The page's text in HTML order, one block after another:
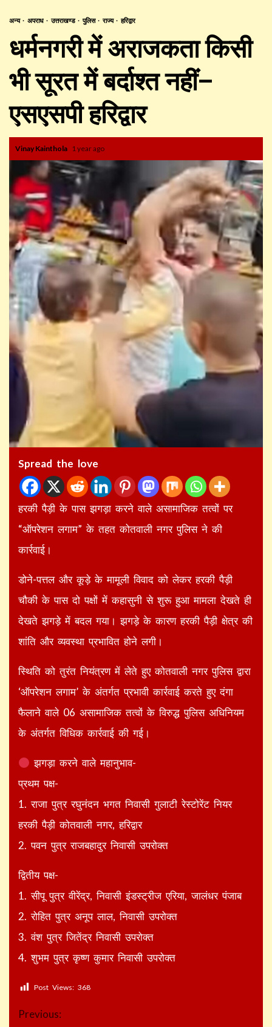
अन्य अपराध उत्तराखण्ड पुलिस राज्य हरिद्वार
धर्मनगरी में अराजकता किसी
भी सूरत में बर्दाश्त नहीं–
एसएसपी हरिद्वार
Vinay Kainthola 1 year ago
Spread the love
हरकी पैड़ी के पास झगड़ा करने वाले असामाजिक तत्वों पर
“ऑपरेशन लगाम” के तहत कोतवाली नगर पुलिस ने की
कार्रवाई।
डोने-पत्तल और कूड़े के मामूली विवाद को लेकर हरकी पैड़ी
चौकी के पास दो पक्षों में कहासुनी से शुरू हुआ मामला देखते ही
देखते झगड़े में बदल गया। झगड़े के कारण हरकी पैड़ी क्षेत्र की
शांति और व्यवस्था प्रभावित होने लगी।
स्थिति को तुरंत नियंत्रण में लेते हुए कोतवाली नगर पुलिस द्वारा
‘ऑपरेशन लगाम’ के अंतर्गत प्रभावी कार्रवाई करते हुए दंगा
फैलाने वाले 06 असामाजिक तत्वों के विरुद्ध पुलिस अधिनियम
के अंतर्गत विधिक कार्रवाई की गई।
झगड़ा करने वाले महानुभाव-
प्रथम पक्ष-
1. राजा पुत्र रघुनंदन भगत निवासी गुलाटी रेस्टोरेंट नियर
हरकी पैड़ी कोतवाली नगर, हरिद्वार
2. पवन पुत्र राजबहादुर निवासी उपरोक्त
द्वितीय पक्ष-
1. सीपू पुत्र वीरेंद्र, निवासी इंडस्ट्रीज एरिया, जालंधर पंजाब
2. रोहित पुत्र अनूप लाल, निवासी उपरोक्त
3. वंश पुत्र जितेंद्र निवासी उपरोक्त
4. शुभम पुत्र कृष्ण कुमार निवासी उपरोक्त
Post Views: 368
Continue
Previous: